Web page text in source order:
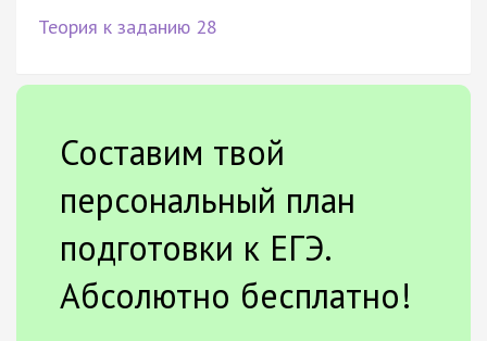
Теория к заданию 28
Составим твой
персональный план
подготовки к ЕГЭ.
Абсолютно бесплатно!